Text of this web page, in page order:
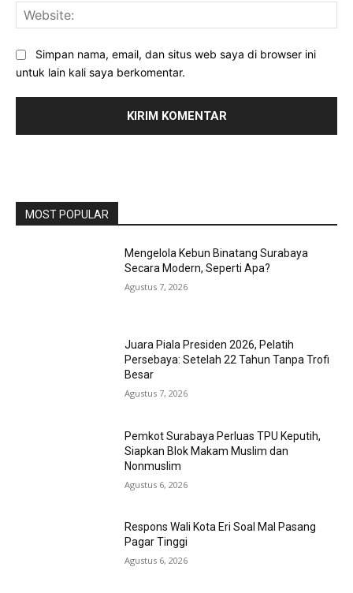
Simpan nama, email, dan situs web saya di browser ini
untuk lain kali saya berkomentar.
MOST POPULAR
Mengelola Kebun Binatang Surabaya
Secara Modern, Seperti Apa?
Agustus 7, 2026
Juara Piala Presiden 2026, Pelatih
Persebaya: Setelah 22 Tahun Tanpa Trofi
Besar
Agustus 7, 2026
Pemkot Surabaya Perluas TPU Keputih,
Siapkan Blok Makam Muslim dan
Nonmuslim
Agustus 6, 2026
Respons Wali Kota Eri Soal Mal Pasang
Pagar Tinggi
Agustus 6, 2026